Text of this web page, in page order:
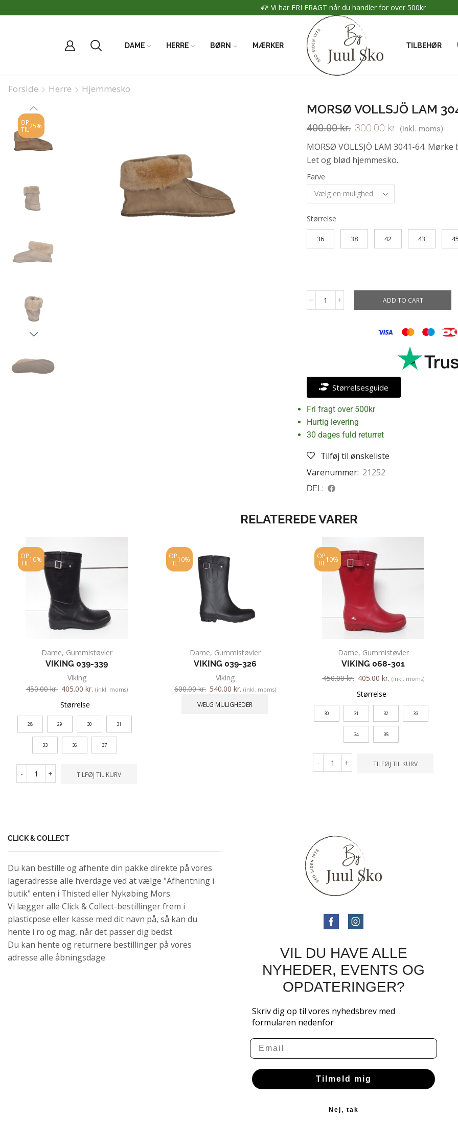
Vi har FRI FRAGT når du handler for over 500kr
DAME HERRE BØRN MÆRKER TILBEHØR
Forside Herre Hjemmesko
OP
TIL 25%
MORSØ VOLLSJÖ LAM
400.00kr. 300.00 kr. (inkl. moms)
MORSØ VOLLSJÖ LAM 3041-64.
Let og blød hjemmesko.
Farve
Størrelse
36 38 42 43
ADD TO CART
Størrelsesguide
Fri fragt over 500kr
Hurtig levering
30 dages fuld returret
Tilføj til ønskeliste
Varenummer: 21252
DEL:
RELATEREDE VARER
OP
TIL 10%
Dame, Gummistøvler
VIKING 039-339
Viking
450.00kr. 405.00 kr. (inkl. moms)
Størrelse
28 29 30 31
33 36 37
- + TILFØJ TIL KURV
OP
TIL 10%
Dame, Gummistøvler
VIKING 039-326
Viking
600.00kr. 540.00 kr. (inkl. moms)
VÆLG MULIGHEDER
OP
TIL 10%
Dame, Gummistøvler
VIKING 068-301
450.00kr. 405.00 kr. (inkl. moms)
Størrelse
30 31 32 33
34 35
- + TILFØJ TIL KURV
CLICK & COLLECT
Du kan bestille og afhente din pakke direkte på vores
lageradresse alle hverdage ved at vælge "Afhentning i
butik" enten i Thisted eller Nykøbing Mors.
Vi lægger alle Click & Collect-bestillinger frem i
plasticpose eller kasse med dit navn på, så kan du
hente i ro og mag, når det passer dig bedst.
Du kan hente og returnere bestillinger på vores
adresse alle åbningsdage
VIL DU HAVE ALLE
NYHEDER, EVENTS OG
OPDATERINGER?
Skriv dig op til vores nyhedsbrev med
formularen nedenfor
Email
Tilmeld mig
Nej, tak